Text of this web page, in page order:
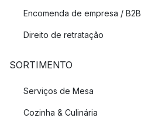
Encomenda de empresa / B2B
Direito de retratação
SORTIMENTO
Serviços de Mesa
Cozinha & Culinária